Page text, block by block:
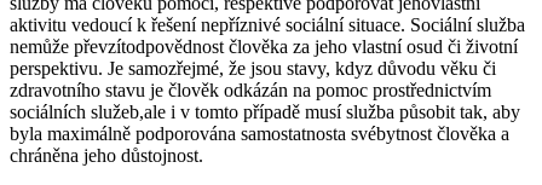
aktivitu vedoucí k řešení nepříznivé sociální situace. Sociální služba
nemůže převzítodpovědnost člověka za jeho vlastní osud či životní
perspektivu. Je samozřejmé, že jsou stavy, kdyz důvodu věku či
zdravotního stavu je člověk odkázán na pomoc prostřednictvím
sociálních služeb,ale i v tomto případě musí služba působit tak, aby
byla maximálně podporována samostatnosta svébytnost člověka a
chráněna jeho důstojnost.